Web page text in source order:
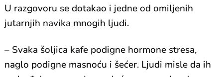
U razgovoru se dotakao i jedne od omiljenih
jutarnjih navika mnogih ljudi.
– Svaka šoljica kafe podigne hormone stresa,
naglo podigne masnoću i šećer. Ljudi misle da ih